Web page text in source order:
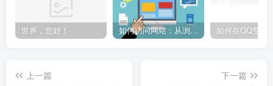
世界，您好！ 如何访问网站：从浏览器输入到页面加载的完整步骤详解
上一篇
下一篇